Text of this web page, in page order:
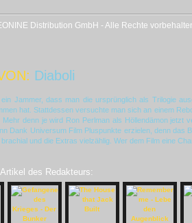
Distribution GmbH - Alle Rechte
Diaboli
Jammer, dass man die ursprünglich als Trilogie
hat. Stattdessen versuchte man sich an einem
Mehr denn je wird Ron Perlman als Höllendämon jetzt
Dank Universum Film Pluspunkte erzielen, denn das
und die Extras vielzählig. Wer dem Film eine
des Redakteurs: